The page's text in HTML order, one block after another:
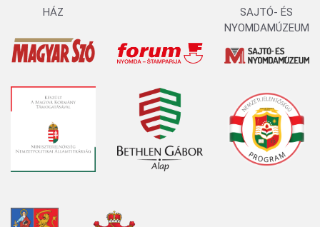
HÁZ
SAJTÓ- ÉS
NYOMDAMÚZEUM